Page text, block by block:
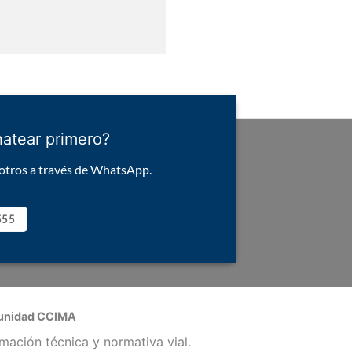
primero?
a través de WhatsApp.
CCIMA
técnica y normativa vial.